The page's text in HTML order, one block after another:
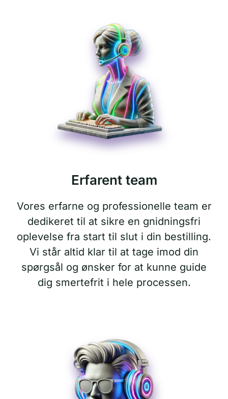
Erfarent team
Vores erfarne og professionelle team er
dedikeret til at sikre en gnidningsfri
oplevelse fra start til slut i din bestilling.
Vi står altid klar til at tage imod din
spørgsål og ønsker for at kunne guide
dig smertefrit i hele processen.